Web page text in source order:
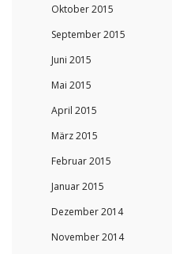
Oktober 2015
September 2015
Juni 2015
Mai 2015
April 2015
März 2015
Februar 2015
Januar 2015
Dezember 2014
November 2014